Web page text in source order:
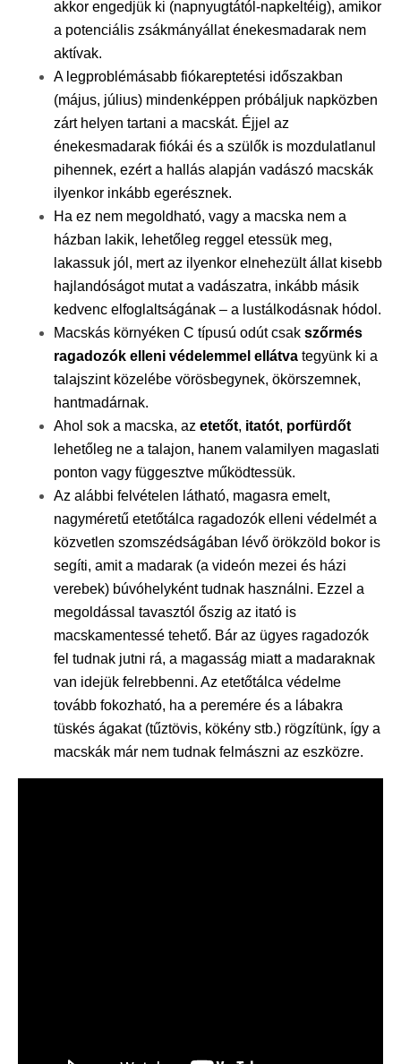
akkor engedjük ki (napnyugtától-napkeltéig), amikor
a potenciális zsákmányállat énekesmadarak nem
aktívak.
A legproblémásabb fiókareptetési időszakban
(május, július) mindenképpen próbáljuk napközben
zárt helyen tartani a macskát. Éjjel az
énekesmadarak fiókái és a szülők is mozdulatlanul
pihennek, ezért a hallás alapján vadászó macskák
ilyenkor inkább egerésznek.
Ha ez nem megoldható, vagy a macska nem a
házban lakik, lehetőleg reggel etessük meg,
lakassuk jól, mert az ilyenkor elnehezült állat kisebb
hajlandóságot mutat a vadászatra, inkább másik
kedvenc elfoglaltságának – a lustálkodásnak hódol.
Macskás környéken C típusú odút csak szőrmés
ragadozók elleni védelemmel ellátva tegyünk ki a
talajszint közelébe vörösbegynek, ökörszemnek,
hantmadárnak.
Ahol sok a macska, az etetőt, itatót, porfürdőt
lehetőleg ne a talajon, hanem valamilyen magaslati
ponton vagy függesztve működtessük.
Az alábbi felvételen látható, magasra emelt,
nagyméretű etetőtálca ragadozók elleni védelmét a
közvetlen szomszédságában lévő örökzöld bokor is
segíti, amit a madarak (a videón mezei és házi
verebek) búvóhelyként tudnak használni. Ezzel a
megoldással tavasztól őszig az itató is
macskamentessé tehető. Bár az ügyes ragadozók
fel tudnak jutni rá, a magasság miatt a madaraknak
van idejük felrebbenni. Az etetőtálca védelme
tovább fokozható, ha a peremére és a lábakra
tüskés ágakat (tűztövis, kökény stb.) rögzítünk, így a
macskák már nem tudnak felmászni az eszközre.